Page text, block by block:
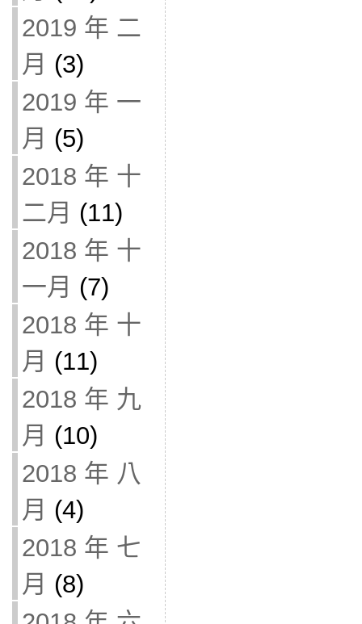
2019 年 二
月 (3)
2019 年 一
月 (5)
2018 年 十
二月 (11)
2018 年 十
一月 (7)
2018 年 十
月 (11)
2018 年 九
月 (10)
2018 年 八
月 (4)
2018 年 七
月 (8)